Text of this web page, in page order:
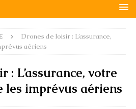
Drones de loisir : L’assurance,
aériens
: L’assurance, votre
les imprévus aériens